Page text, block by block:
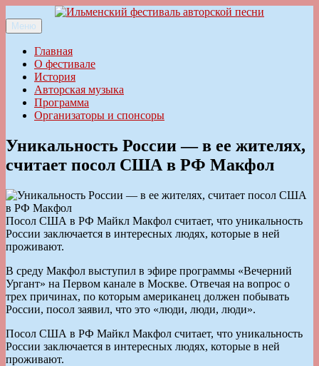
к
содержимому
Ильменский фестиваль авторской песни
Меню
Главная
О фестивале
История
Авторская музыка
Программа
Организаторы и спонсоры
Уникальность России — в ее жителях,
считает посол США в РФ Макфол
Посол США в РФ Майкл Макфол считает, что уникальность
России заключается в интересных людях, которые в ней
проживают.
В среду Макфол выступил в эфире программы «Вечерний
Ургант» на Первом канале в Москве. Отвечая на вопрос о
трех причинах, по которым американец должен побывать
России, посол заявил, что это «люди, люди, люди».
Посол США в РФ Майкл Макфол считает, что уникальность
России заключается в интересных людях, которые в ней
проживают.